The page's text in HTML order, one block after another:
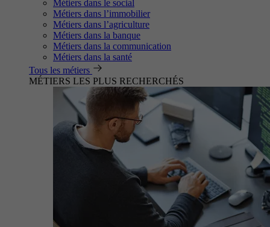
Métiers dans le social
Métiers dans l’immobilier
Métiers dans l’agriculture
Métiers dans la banque
Métiers dans la communication
Métiers dans la santé
Tous les métiers
MÉTIERS LES PLUS RECHERCHÉS